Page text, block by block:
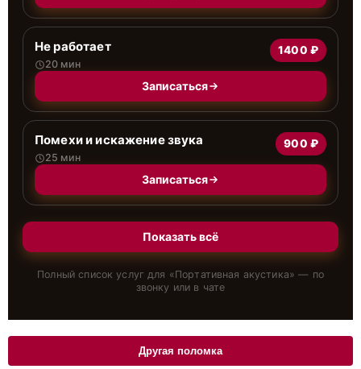
Не работает
20 мин
1400 ₽
Записаться
Помехи и искажение звука
25 мин
900 ₽
Записаться
Показать всё
Полный список услуг для «Портативная акустика» — по
звонку или в чате
Другая поломка